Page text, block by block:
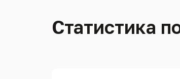
Статистика